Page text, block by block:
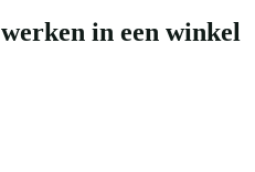
in een winkel